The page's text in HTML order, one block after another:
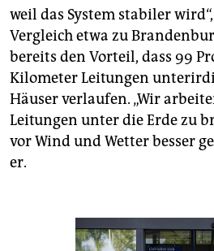
weil das System stabiler
Vergleich etwa zu
bereits den Vorteil, dass 99
Kilometer Leitungen
Häuser verlaufen. „Wir
Leitungen unter die Erde zu
vor Wind und Wetter besser
er.